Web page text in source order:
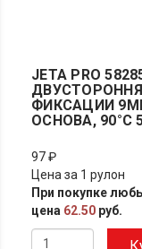
JETA PRO
ФИКСАЦИИ
ОСНОВА, 90°С
97 ₽
Цена за 1 рулон
При покупке
цена 62.50 руб.